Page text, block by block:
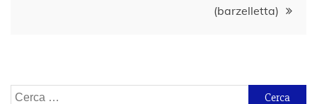
(barzelletta)
Ricerca